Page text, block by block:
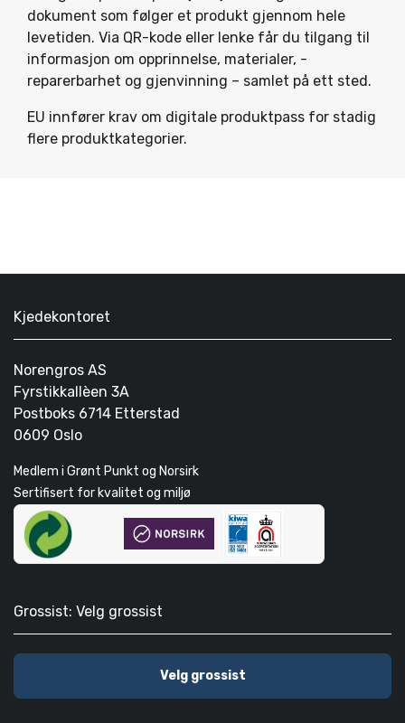
dokument som følger et produkt gjennom hele
levetiden. Via QR-kode eller lenke får du tilgang til
informasjon om opprinnelse, materialer, ­
reparerbarhet og gjenvinning – samlet på ett sted.
EU innfører krav om digitale produktpass for stadig
flere produktkategorier.
Kjedekontoret
Norengros AS
Fyrstikkallèen 3A
Postboks 6714 Etterstad
0609 Oslo
Medlem i Grønt Punkt og Norsirk
Sertifisert for kvalitet og miljø
Grossist: Velg grossist
Velg grossist